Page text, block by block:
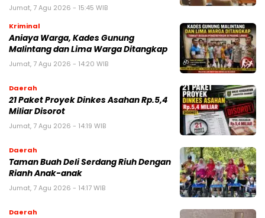
Jumat, 7 Agu 2026 - 15:45 WIB
Kriminal
Aniaya Warga, Kades Gunung
Malintang dan Lima Warga Ditangkap
Jumat, 7 Agu 2026 - 14:20 WIB
Daerah
21 Paket Proyek Dinkes Asahan Rp.5,4
Miliar Disorot
Jumat, 7 Agu 2026 - 14:19 WIB
Daerah
Taman Buah Deli Serdang Riuh Dengan
Rianh Anak-anak
Jumat, 7 Agu 2026 - 14:17 WIB
Daerah